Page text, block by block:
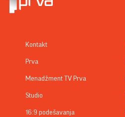
Kontakt
Prva
Menadžment TV Prva
Studio
16:9 podešavanja